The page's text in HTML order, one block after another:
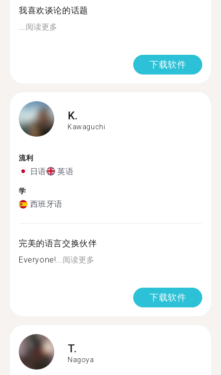
我喜欢谈论的话题
...阅读更多
下载软件
K.
Kawaguchi
流利
日语 英语
学
西班牙语
完美的语言交换伙伴
Everyone!...阅读更多
下载软件
T.
Nagoya